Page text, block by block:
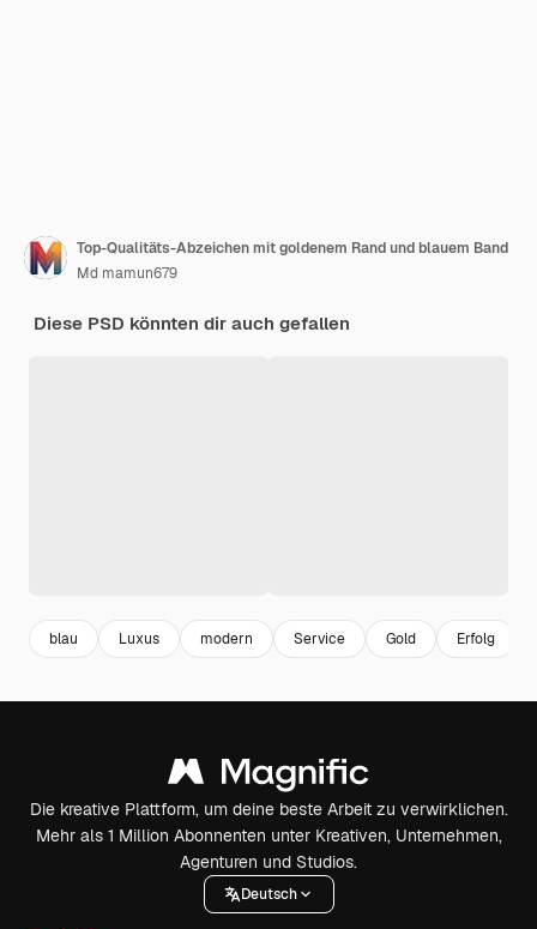
Top-Qualitäts-Abzeichen mit goldenem Rand und blauem Band
Md mamun679
Diese PSD könnten dir auch gefallen
blau Luxus modern Service Gold Erfolg
Die kreative Plattform, um deine beste Arbeit zu verwirklichen.
Mehr als 1 Million Abonnenten unter Kreativen, Unternehmen,
Agenturen und Studios.
Deutsch